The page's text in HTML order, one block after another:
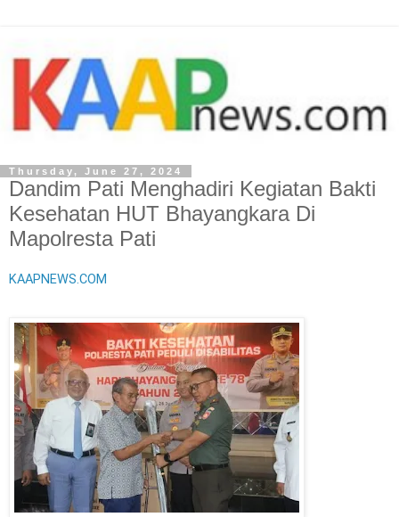
Thursday, June 27, 2024
Dandim Pati Menghadiri Kegiatan Bakti
Kesehatan HUT Bhayangkara Di
Mapolresta Pati
KAAPNEWS.COM